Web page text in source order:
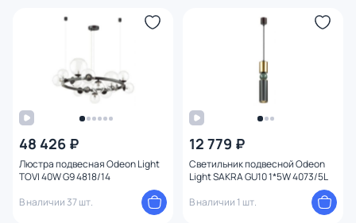
48 426 ₽
Люстра подвесная Odeon Light
TOVI 40W G9 4818/14
В наличии 37 шт.
12 779 ₽
Светильник подвесной Odeon
Light SAKRA GU10 1*5W 4073/5L
В наличии 1 шт.